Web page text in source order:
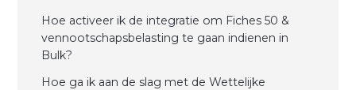
Hoe activeer ik de integratie om Fiches 50 &
vennootschapsbelasting te gaan indienen in
Bulk?
Hoe ga ik aan de slag met de Wettelijke